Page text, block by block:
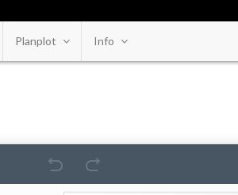
Planplot Info
plazieren um weisse RÃ¤nder be der